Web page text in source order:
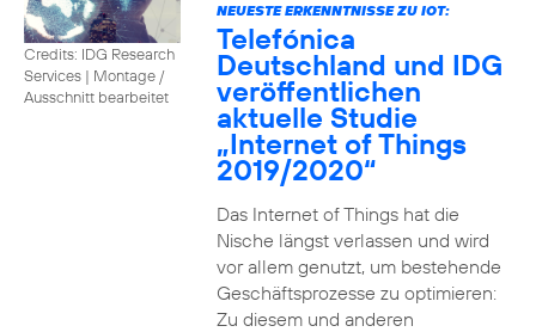
Credits: IDG Research
Services | Montage /
Ausschnitt bearbeitet
NEUESTE ERKENNTNISSE ZU IOT:
Telefónica
Deutschland und IDG
veröffentlichen
aktuelle Studie
„Internet of Things
2019/2020“
Das Internet of Things hat die
Nische längst verlassen und wird
vor allem genutzt, um bestehende
Geschäftsprozesse zu optimieren:
Zu diesem und anderen